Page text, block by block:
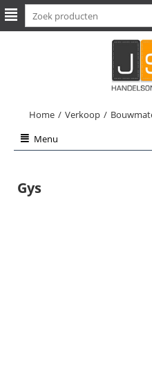
Home / Verkoop /
Menu
Gys